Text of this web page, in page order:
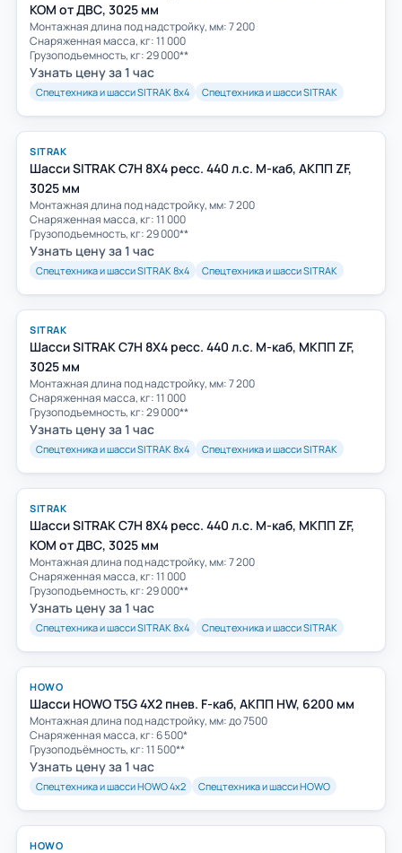
КОМ от ДВС, 3025 мм
Монтажная длина под надстройку, мм: 7 200
Снаряженная масса, кг: 11 000
Грузоподъемность, кг: 29 000**
Узнать цену за 1 час
Спецтехника и шасси SITRAK 8х4 Спецтехника и шасси SITRAK
SITRAK
Шасси SITRAK C7H 8Х4 ресс. 440 л.с. M-каб, АКПП ZF,
3025 мм
Монтажная длина под надстройку, мм: 7 200
Снаряженная масса, кг: 11 000
Грузоподъемность, кг: 29 000**
Узнать цену за 1 час
Спецтехника и шасси SITRAK 8х4 Спецтехника и шасси SITRAK
SITRAK
Шасси SITRAK C7H 8Х4 ресс. 440 л.с. M-каб, МКПП ZF,
3025 мм
Монтажная длина под надстройку, мм: 7 200
Снаряженная масса, кг: 11 000
Грузоподъемность, кг: 29 000**
Узнать цену за 1 час
Спецтехника и шасси SITRAK 8х4 Спецтехника и шасси SITRAK
SITRAK
Шасси SITRAK C7H 8Х4 ресс. 440 л.с. M-каб, МКПП ZF,
КОМ от ДВС, 3025 мм
Монтажная длина под надстройку, мм: 7 200
Снаряженная масса, кг: 11 000
Грузоподъемность, кг: 29 000**
Узнать цену за 1 час
Спецтехника и шасси SITRAK 8х4 Спецтехника и шасси SITRAK
HOWO
Шасси HOWO T5G 4Х2 пнев. F-каб, АКПП HW, 6200 мм
Монтажная длина под надстройку, мм: до 7500
Снаряженная масса, кг: 6 500*
Грузоподъёмность, кг: 11 500**
Узнать цену за 1 час
Спецтехника и шасси HOWO 4х2 Спецтехника и шасси HOWO
HOWO